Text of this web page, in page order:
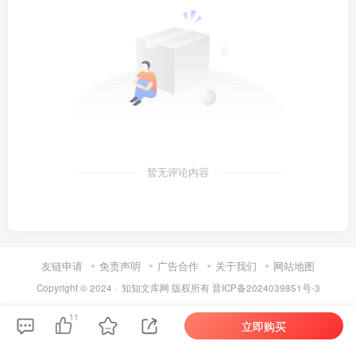
第6页 / 共37页
暂无评论内容
友链申请 免责声明 广告合作 关于我们 网站地图
Copyright © 2024 · 知知文库网 版权所有晋ICP备2024039851号-3
11
立即购买